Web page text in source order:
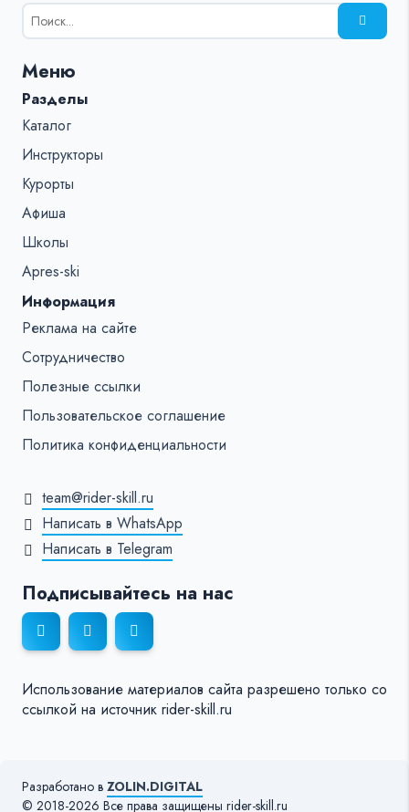
Результаты
поиска
%s:
Меню
Разделы
Каталог
Инструкторы
Курорты
Афиша
Школы
Apres-ski
Информация
Реклама на сайте
Сотрудничество
Полезные ссылки
Пользовательское соглашение
Политика конфиденциальности
team@rider-skill.ru
Написать в WhatsApp
Написать в Telegram
Подписывайтесь на нас
Использование материалов сайта разрешено только со
ссылкой на источник rider-skill.ru
Разработано в ZOLIN.DIGITAL
© 2018-2026 Все права защищены rider-skill.ru